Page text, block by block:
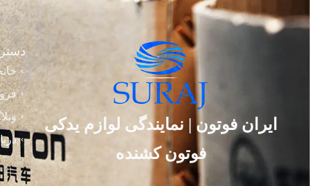
ایران فوتون | نمایندگی لوازم یدکی
فوتون کشنده